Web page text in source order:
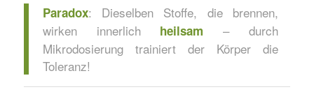
Paradox: Dieselben Stoffe, die brennen,
wirken innerlich heilsam – durch
Mikrodosierung trainiert der Körper die
Toleranz!